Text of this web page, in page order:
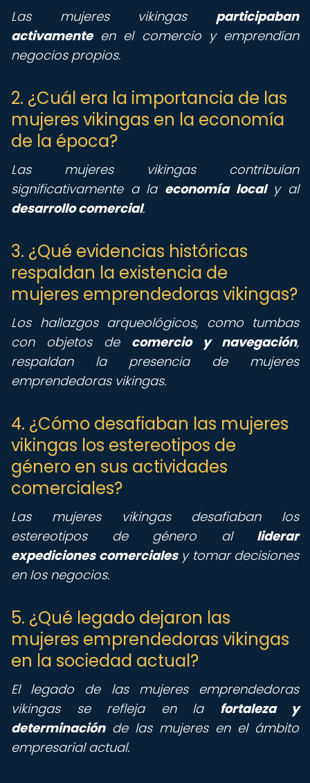
Las mujeres vikingas participaban
activamenteen el comercio y emprendían
negocios propios.
2. ¿Cuál era la importancia de las
mujeres vikingas en la economía
de la época?
Las mujeres vikingas contribuían
significativamente a la economía localy al
desarrollo comercial.
3. ¿Qué evidencias históricas
respaldan la existencia de
mujeres emprendedoras vikingas?
Los hallazgos arqueológicos, como tumbas
con objetos de comercio y navegación,
respaldan la presencia de mujeres
emprendedoras vikingas.
4. ¿Cómo desafiaban las mujeres
vikingas los estereotipos de
género en sus actividades
comerciales?
Las mujeres vikingas desafiaban los
estereotipos de género al liderar
expediciones comercialesy tomar decisiones
en los negocios.
5. ¿Qué legado dejaron las
mujeres emprendedoras vikingas
en la sociedad actual?
El legado de las mujeres emprendedoras
vikingas se refleja en la fortaleza y
determinaciónde las mujeres en el ámbito
empresarial actual.